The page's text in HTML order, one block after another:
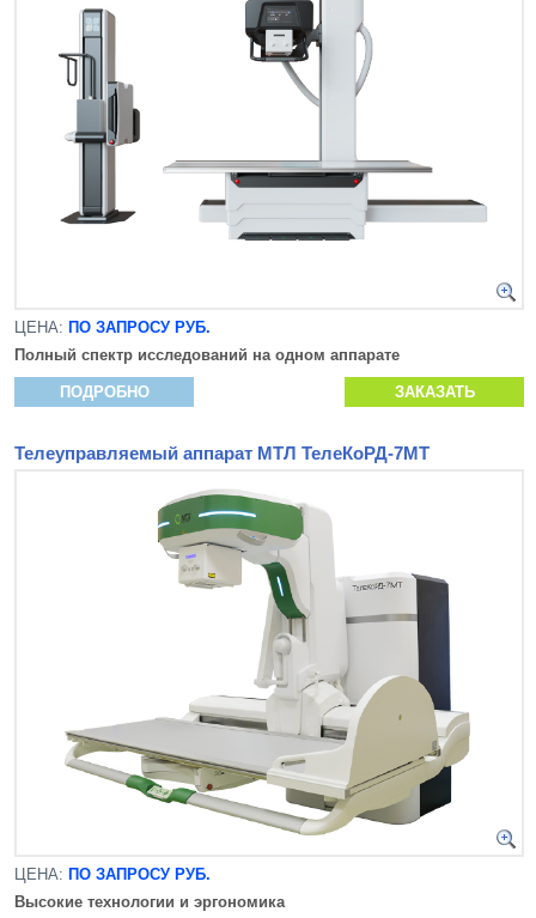
ЦЕНА: ПО ЗАПРОСУ РУБ.
Полный спектр исследований на одном аппарате
ПОДРОБНО ЗАКАЗАТЬ
Телеуправляемый аппарат МТЛ ТелеКоРД-7МТ
ЦЕНА: ПО ЗАПРОСУ РУБ.
Высокие технологии и эргономика